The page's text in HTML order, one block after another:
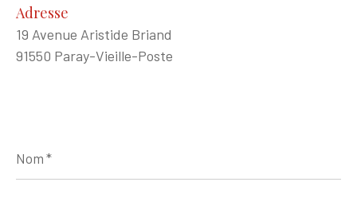
Adresse
19 Avenue Aristide Briand
91550 Paray-Vieille-Poste
*